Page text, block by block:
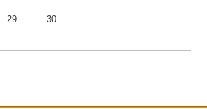
29 30